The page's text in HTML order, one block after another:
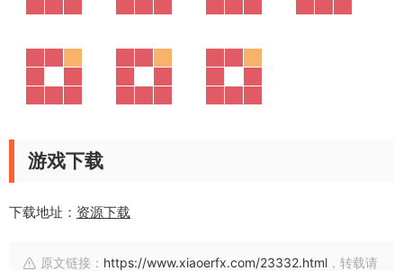
游戏下载
下载地址： 资源下载
原文链接： https://www.xiaoerfx.com/23332.html ，转载请